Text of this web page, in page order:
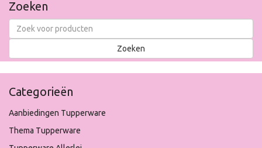
Zoeken
Categorieën
Aanbiedingen Tupperware
Thema Tupperware